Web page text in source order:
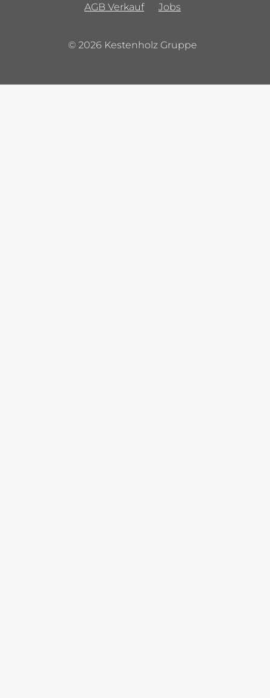
AGB Verkauf
Jobs
© 2026 Kestenholz Gruppe